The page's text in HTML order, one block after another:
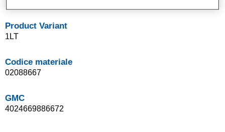
Product Variant
1LT
Codice materiale
02088667
GMC
4024669886672